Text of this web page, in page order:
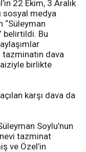
22 Ekim, 3 Aralık
sosyal medya
“Süleyman
belirtildi. Bu
dava
birlikte
karşı dava da
Soylu’nun
tazminat
ve Özel’in